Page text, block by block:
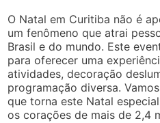
O Natal em Curitiba não é
um fenômeno que atrai
Brasil e do mundo. Este
para oferecer uma
atividades, decoração
programação diversa.
que torna este Natal
os corações de mais de 2,4